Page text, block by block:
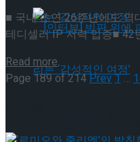
[인터뷰] 빙판 위
■ 국내 초연 26주년에도 역
테디셀러 IP 저력 입증■ 42
Read more
Page 189 of 214Prev1…